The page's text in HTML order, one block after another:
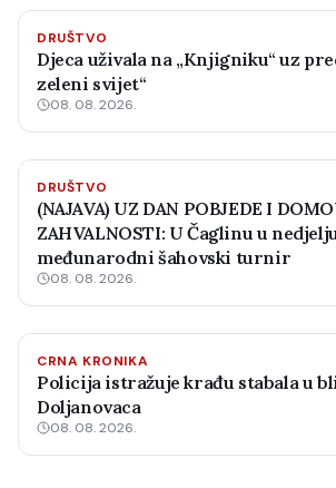
DRUŠTVO
Djeca uživala na „Knjigniku“ uz
zeleni svijet“
08. 08. 2026.
DRUŠTVO
(NAJAVA) UZ DAN POBJEDE I
ZAHVALNOSTI: U Čaglinu u
međunarodni šahovski turnir
08. 08. 2026.
CRNA KRONIKA
Policija istražuje krađu stabala u
Doljanovaca
08. 08. 2026.